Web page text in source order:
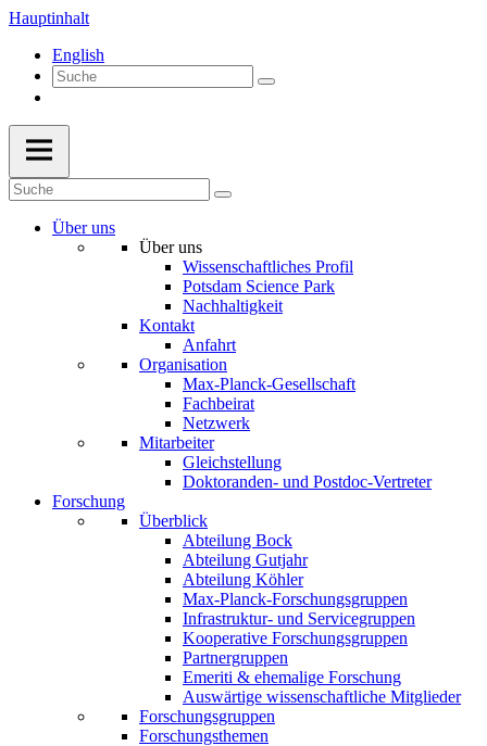
Hauptinhalt
English
Über uns
Über uns
Wissenschaftliches Profil
Potsdam Science Park
Nachhaltigkeit
Kontakt
Anfahrt
Organisation
Max-Planck-Gesellschaft
Fachbeirat
Netzwerk
Mitarbeiter
Gleichstellung
Doktoranden- und Postdoc-Vertreter
Forschung
Überblick
Abteilung Bock
Abteilung Gutjahr
Abteilung Köhler
Max-Planck-Forschungsgruppen
Infrastruktur- und Servicegruppen
Kooperative Forschungsgruppen
Partnergruppen
Emeriti & ehemalige Forschung
Auswärtige wissenschaftliche Mitglieder
Forschungsgruppen
Forschungsthemen